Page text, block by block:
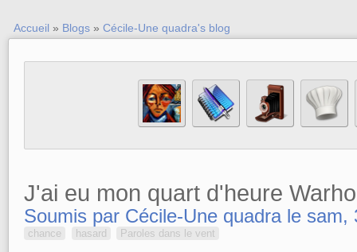
Accueil » Blogs » Cécile-Une quadra's blog
J'ai eu mon quart d'heure
Soumis par Cécile-Une quadra le sam,
chance hasard Paroles dans le vent